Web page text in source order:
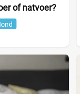
of natvoer?